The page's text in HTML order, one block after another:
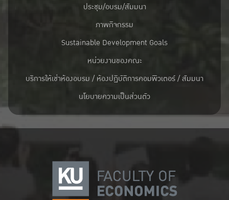
ประชุม/อบรม/สัมมนา
ภาพกิจกรรม
Sustainable Development Goals
หน่วยงานของคณะ
บริการให้เช่าห้องอบรม / ห้องปฏิบัติการคอมพิวเตอร์ / สัมมนา
นโยบายความเป็นส่วนตัว